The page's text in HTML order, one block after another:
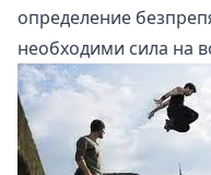
определение
необходими сила на